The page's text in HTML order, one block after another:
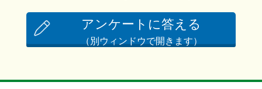
アンケートに答える
（別ウィンドウで開きます）